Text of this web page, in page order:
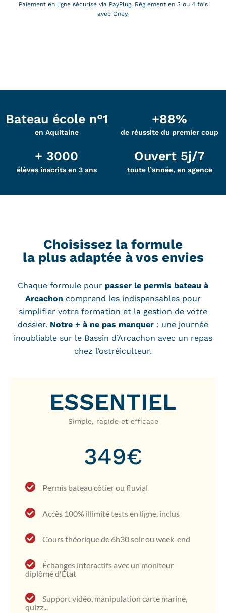
Paiement en ligne sécurisé via PayPlug. Règlement en 3 ou 4 fois
avec Oney.
Bateau école n°1
en Aquitaine
+88%
de réussite du premier coup
+ 3000
élèves inscrits en 3 ans
Ouvert 5j/7
toute l’année, en agence
Choisissez la formule
la plus adaptée à vos envies
Chaque formule pour passer le permis bateau à
Arcachon comprend les indispensables pour
simplifier votre formation et la gestion de votre
dossier. Notre + à ne pas manquer : une journée
inoubliable sur le Bassin d’Arcachon avec un repas
chez l’ostréiculteur.
ESSENTIEL
Simple, rapide et efficace
349€
Permis bateau côtier ou fluvial
Accès 100% illimité tests en ligne, inclus
Cours théorique de 6h30 soir ou week-end
Échanges interactifs avec un moniteur
diplômé d'État
Support vidéo, manipulation carte marine,
quizz...